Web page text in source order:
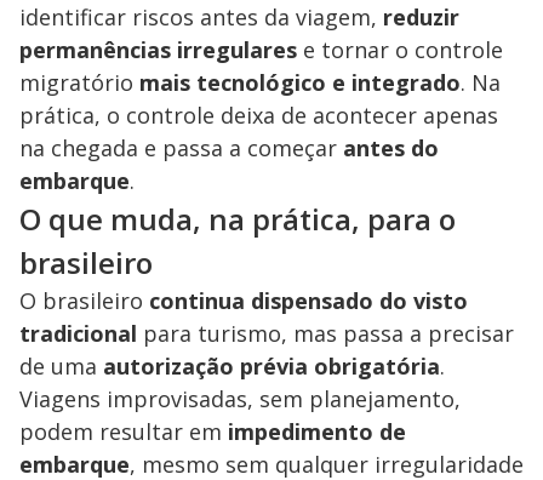
identificar riscos antes da viagem, reduzir
permanências irregulares e tornar o controle
migratório mais tecnológico e integrado. Na
prática, o controle deixa de acontecer apenas
na chegada e passa a começar antes do
embarque.
O que muda, na prática, para o
brasileiro
O brasileiro continua dispensado do visto
tradicional para turismo, mas passa a precisar
de uma autorização prévia obrigatória.
Viagens improvisadas, sem planejamento,
podem resultar em impedimento de
embarque, mesmo sem qualquer irregularidade